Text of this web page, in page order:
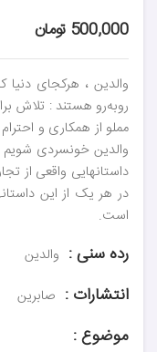
500,000 تومان
والدین ، هرکجای
روبه‌رو هستند : تلاش
مملو از همکاری و
والدین خونسردی شویم
داستانهایی واقعی از
در هر یک از این
است.
رده سنی : والدین
انتشارات : صابرین
موضوع :